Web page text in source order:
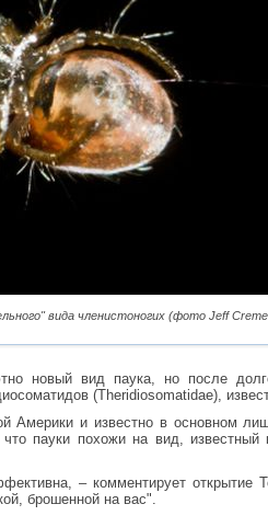
вида членистоногих (фото Jeff
новый вид паука, но после
(Theridiosomatidae),
Америки и известно в основном
пауки похожи на вид,
– комментирует открытие
брошенной на вас".